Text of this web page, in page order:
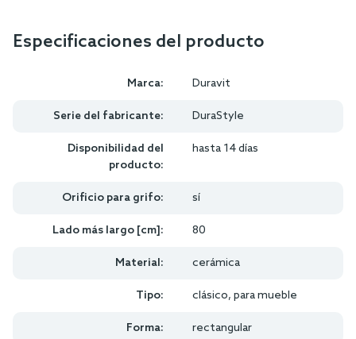
Especificaciones del producto
Marca: Duravit
Serie del fabricante: DuraStyle
Disponibilidad del
producto:
hasta 14 días
Orificio para grifo: sí
Lado más largo [cm]: 80
Material: cerámica
Tipo: clásico, para mueble
Forma: rectangular